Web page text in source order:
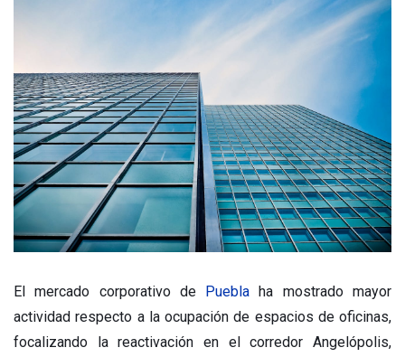
El mercado corporativo de Puebla ha mostrado mayor
actividad respecto a la ocupación de espacios de oficinas,
focalizando la reactivación en el corredor Angelópolis,